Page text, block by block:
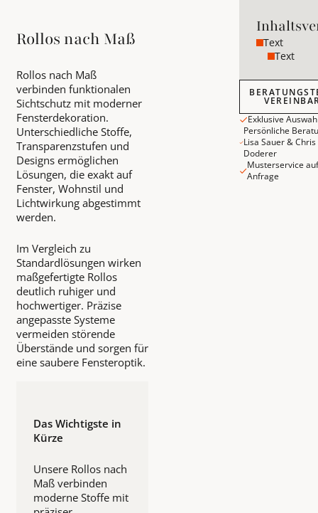
Rollos nach Maß
Rollos nach Maß
verbinden funktionalen
Sichtschutz mit moderner
Fensterdekoration.
Unterschiedliche Stoffe,
Transparenzstufen und
Designs ermöglichen
Lösungen, die exakt auf
Fenster, Wohnstil und
Lichtwirkung abgestimmt
werden.
Im Vergleich zu
Standardlösungen wirken
maßgefertigte Rollos
deutlich ruhiger und
hochwertiger. Präzise
angepasste Systeme
vermeiden störende
Überstände und sorgen für
eine saubere Fensteroptik.
Das Wichtigste in
Kürze
Unsere Rollos nach
Maß verbinden
moderne Stoffe mit
Text
Text
Exklusive
Persönliche
Lisa Sauer & Chris
Doderer
Musterservice
Anfrage